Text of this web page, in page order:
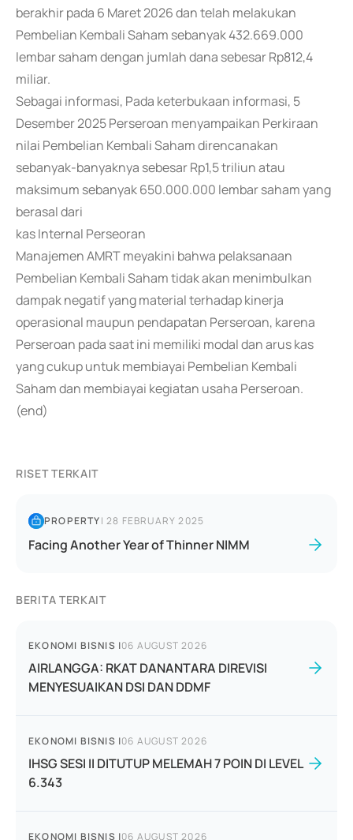
berakhir pada 6 Maret 2026 dan telah melakukan
Pembelian Kembali Saham sebanyak 432.669.000
lembar saham dengan jumlah dana sebesar Rp812,4
miliar.
Sebagai informasi, Pada keterbukaan informasi, 5
Desember 2025 Perseroan menyampaikan Perkiraan
nilai Pembelian Kembali Saham direncanakan
sebanyak-banyaknya sebesar Rp1,5 triliun atau
maksimum sebanyak 650.000.000 lembar saham yang
berasal dari
kas Internal Perseoran
Manajemen AMRT meyakini bahwa pelaksanaan
Pembelian Kembali Saham tidak akan menimbulkan
dampak negatif yang material terhadap kinerja
operasional maupun pendapatan Perseroan, karena
Perseroan pada saat ini memiliki modal dan arus kas
yang cukup untuk membiayai Pembelian Kembali
Saham dan membiayai kegiatan usaha Perseroan.
(end)
RISET TERKAIT
PROPERTY|28 FEBRUARY 2025
Facing Another Year of Thinner NIMM
BERITA TERKAIT
EKONOMI BISNIS |06 AUGUST 2026
AIRLANGGA: RKAT DANANTARA DIREVISI
MENYESUAIKAN DSI DAN DDMF
EKONOMI BISNIS |06 AUGUST 2026
IHSG SESI II DITUTUP MELEMAH 7 POIN DI LEVEL
6.343
EKONOMI BISNIS |06 AUGUST 2026